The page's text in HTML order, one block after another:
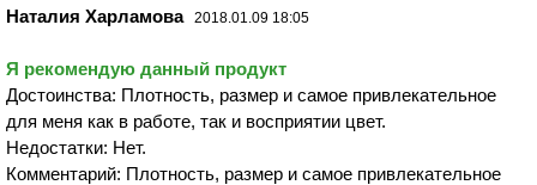
Наталия Харламова 2018.01.09 18:05
Я рекомендую данный продукт
Достоинства: Плотность, размер и самое привлекательное
для меня как в работе, так и восприятии цвет.
Недостатки: Нет.
Комментарий: Плотность, размер и самое привлекательное